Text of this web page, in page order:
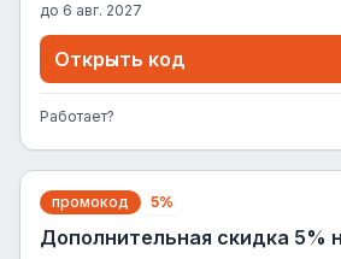
до 6 авг. 2027
Открыть код
Работает?
промокод 5%
Дополнительная скидка 5%